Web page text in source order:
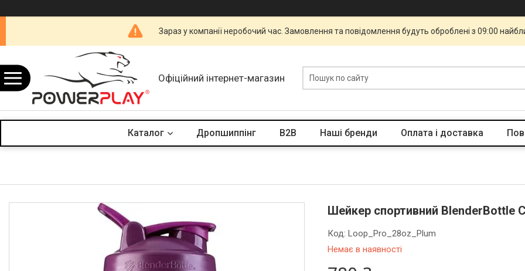
Зараз у компанії неробочий час. Замовлення та повідомлення будуть оброблені з 09:00
Офіційний інтернет-магазин
Каталог Дропшиппінг B2B Наші бренди Оплата і доставка
Шейкер спортивний BlenderBottle
Немає в наявності
Код:Loop_Pro_28oz_Plum